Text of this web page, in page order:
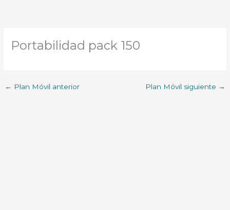
Portabilidad pack 150
← Plan Móvil anterior Plan Móvil siguiente →